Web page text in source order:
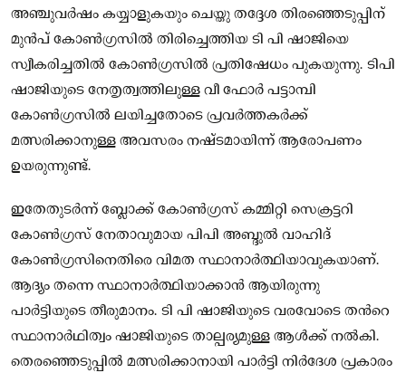
അഞ്ചുവർഷം കയ്യാളുകയും ചെയ്തു തദ്ദേശ തിരഞ്ഞെടുപ്പിന്
മുൻപ് കോൺഗ്രസിൽ തിരിച്ചെത്തിയ ടി പി ഷാജിയെ
സ്വീകരിച്ചതിൽ കോൺഗ്രസിൽ പ്രതിഷേധം പുകയുന്നു. ടിപി
ഷാജിയുടെ നേതൃത്വത്തിലുള്ള വീ ഫോർ പട്ടാമ്പി
കോൺഗ്രസിൽ ലയിച്ചതോടെ പ്രവർത്തകർക്ക്
മത്സരിക്കാനുള്ള അവസരം നഷ്ടമായിന്ന് ആരോപണം
ഉയരുന്നുണ്ട്.
ഇതേതുടർന്ന് ബ്ലോക്ക് കോൺഗ്രസ് കമ്മിറ്റി സെക്രട്ടറി
കോൺഗ്രസ് നേതാവുമായ പിപി അബ്ദുൽ വാഹിദ്
കോൺഗ്രസിനെതിരെ വിമത സ്ഥാനാർത്ഥിയാവുകയാണ്.
ആദ്യം തന്നെ സ്ഥാനാർത്ഥിയാക്കാൻ ആയിരുന്നു
പാർട്ടിയുടെ തീരുമാനം. ടി പി ഷാജിയുടെ വരവോടെ തൻറെ
സ്ഥാനാർഥിത്വം ഷാജിയുടെ താല്പര്യമുള്ള ആൾക്ക് നൽകി.
തെരഞ്ഞെടുപ്പിൽ മത്സരിക്കാനായി പാർട്ടി നിർദേശ പ്രകാരം